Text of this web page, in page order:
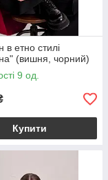
в етно стилі
(вишня, чорний)
9 од.
Купити